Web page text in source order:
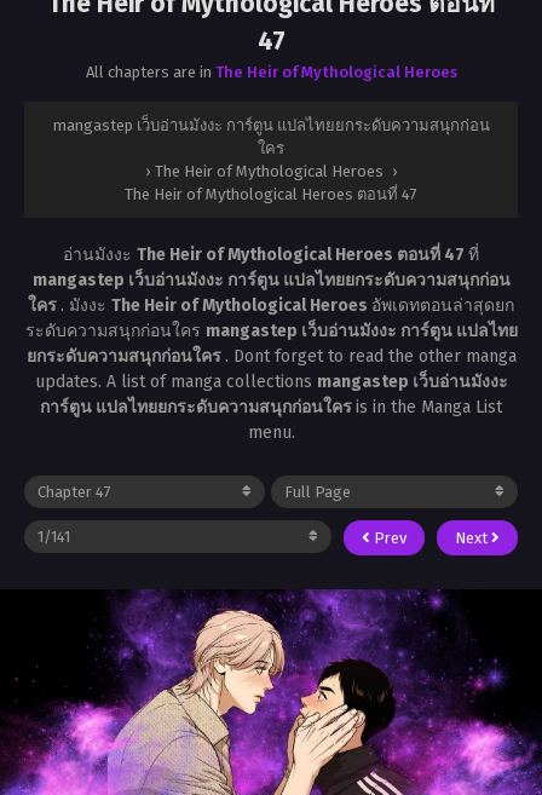
47
All chapters are in The Heir of Mythological Heroes
mangastep เว็บอ่านมังงะ การ์ตูน แปลไทยยกระดับความสนุกก่อน
ใคร
› The Heir of Mythological Heroes ›
The Heir of Mythological Heroes ตอนที่ 47
อ่านมังงะ The Heir of Mythological Heroes ตอนที่ 47 ที่
mangastep เว็บอ่านมังงะ การ์ตูน แปลไทยยกระดับความสนุกก่อน
ใคร . มังงะ The Heir of Mythological Heroes อัพเดทตอนล่าสุดยก
ระดับความสนุกก่อนใคร mangastep เว็บอ่านมังงะ การ์ตูน แปลไทย
ยกระดับความสนุกก่อนใคร . Dont forget to read the other manga
updates. A list of manga collections mangastep เว็บอ่านมังงะ
การ์ตูน แปลไทยยกระดับความสนุกก่อนใครis in the Manga List
menu.
Prev Next